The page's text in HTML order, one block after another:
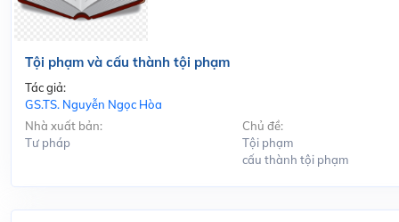
Tội phạm và cấu thành tội phạm
Tác giả:
GS.TS. Nguyễn Ngọc Hòa
Nhà xuất bản:
Tư pháp
Chủ đề:
Tội phạm
cấu thành tội phạm